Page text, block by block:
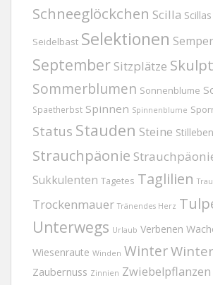
Schneeglöckchen Scilla Scillas
Seidelbast Selektionen
September Sitzplätze
Sommerblumen Sonnenblume
Spaetherbst Spinnen Spinnenblume
Status Stauden Steine Stilleben
Strauchpäonie
Sukkulenten Tagetes Taglilien
Trockenmauer Tränendes Herz
Unterwegs Urlaub Verbenen
Wiesenraute Winden Winter
Zaubernuss Zinnien Zwiebelpflanzen